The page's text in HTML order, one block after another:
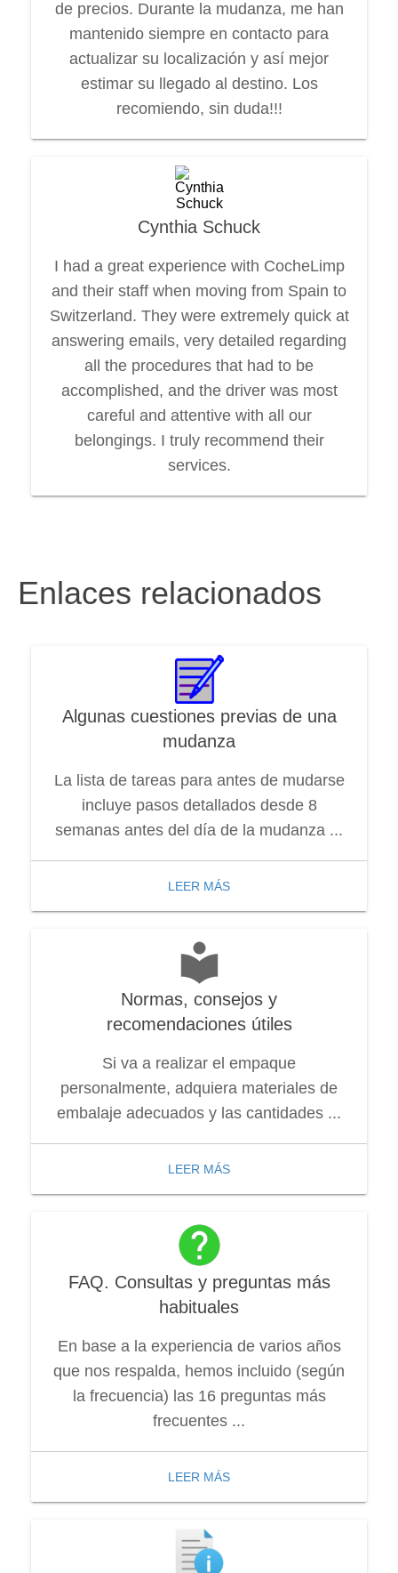
de precios. Durante la mudanza, me han
mantenido siempre en contacto para
actualizar su localización y así mejor
estimar su llegado al destino. Los
recomiendo, sin duda!!!
Cynthia Schuck
I had a great experience with CocheLimp
and their staff when moving from Spain to
Switzerland. They were extremely quick at
answering emails, very detailed regarding
all the procedures that had to be
accomplished, and the driver was most
careful and attentive with all our
belongings. I truly recommend their
services.
Enlaces relacionados
Algunas cuestiones previas de una
mudanza
La lista de tareas para antes de mudarse
incluye pasos detallados desde 8
semanas antes del día de la mudanza ...
LEER MÁS
Normas, consejos y
recomendaciones útiles
Si va a realizar el empaque
personalmente, adquiera materiales de
embalaje adecuados y las cantidades ...
LEER MÁS
FAQ. Consultas y preguntas más
habituales
En base a la experiencia de varios años
que nos respalda, hemos incluido (según
la frecuencia) las 16 preguntas más
frecuentes ...
LEER MÁS